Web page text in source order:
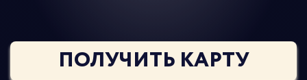
ПОЛУЧИТЬ КАРТУ